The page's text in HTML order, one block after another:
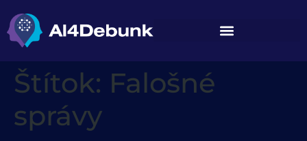
Štítok: Falošné
správy